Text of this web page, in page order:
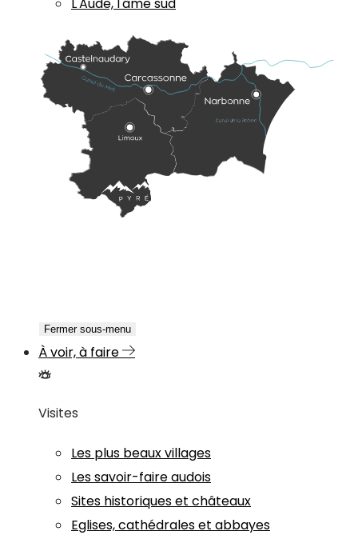
Fermer sous-menu
À voir, à faire
Visites
Les plus beaux villages
Les savoir-faire audois
Sites historiques et châteaux
Eglises, cathédrales et abbayes